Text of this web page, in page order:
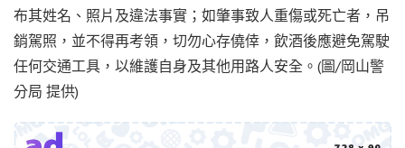
布其姓名、照片及違法事實；如肇事致人重傷或死亡者，吊
銷駕照，並不得再考領，切勿心存僥倖，飲酒後應避免駕駛
任何交通工具，以維護自身及其他用路人安全。(圖/岡山警
分局 提供)